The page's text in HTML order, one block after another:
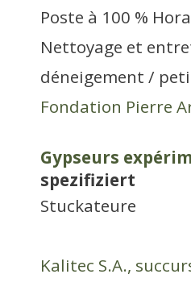
Poste à 100 %
Nettoyage et
déneigement /
Fondation Pierre
Gypseurs
spezifiziert
Stuckateure
Kalitec S.A.,